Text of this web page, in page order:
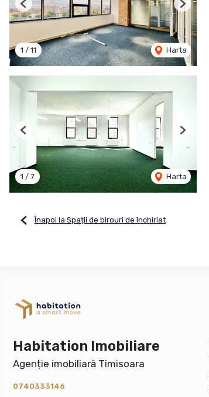
1 / 11 Harta
Previous Next
1 / 7 Harta
Previous Next
Înapoi la Spații de birouri de închiriat
Habitation Imobiliare
Agenție imobiliară Timisoara
0740333146